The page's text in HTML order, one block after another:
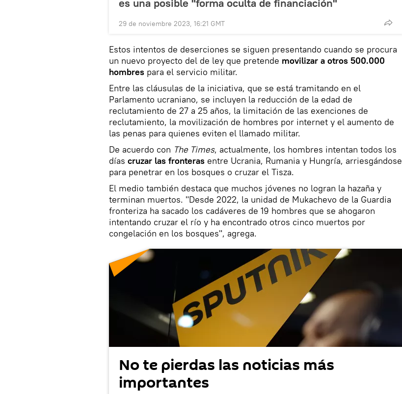
es una posible "forma oculta de financiación"
29 de noviembre 2023, 16:21 GMT
Estos intentos de deserciones se siguen presentando cuando se procura
un nuevo proyecto del de ley que pretende movilizar a otros 500.000
hombres para el servicio militar.
Entre las cláusulas de la iniciativa, que se está tramitando en el
Parlamento ucraniano, se incluyen la reducción de la edad de
reclutamiento de 27 a 25 años, la limitación de las exenciones de
reclutamiento, la movilización de hombres por internet y el aumento de
las penas para quienes eviten el llamado militar.
De acuerdo con The Times, actualmente, los hombres intentan todos los
días cruzar las fronteras entre Ucrania, Rumania y Hungría, arriesgándose
para penetrar en los bosques o cruzar el Tisza.
El medio también destaca que muchos jóvenes no logran la hazaña y
terminan muertos. "Desde 2022, la unidad de Mukachevo de la Guardia
fronteriza ha sacado los cadáveres de 19 hombres que se ahogaron
intentando cruzar el río y ha encontrado otros cinco muertos por
congelación en los bosques", agrega.
No te pierdas las noticias más
importantes